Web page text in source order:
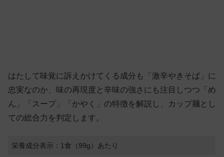
はたして味覚に訴えかけてくる成分も「激辛やきそば」に
忠実なのか、味の再現度と辛味の強さにも注目しつつ「め
ん」「スープ」「かやく」の特徴を解説し、カップ麺とし
ての総合力を判定します。
栄養成分表示：1食（99g）あたり